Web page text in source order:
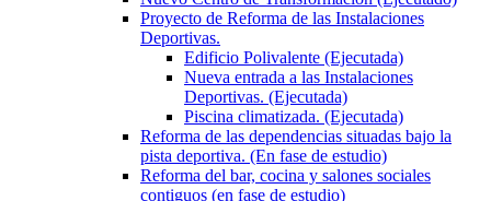
Proyecto de Reforma de las Instalaciones
Deportivas.
Edificio Polivalente (Ejecutada)
Nueva entrada a las Instalaciones
Deportivas. (Ejecutada)
Piscina climatizada. (Ejecutada)
Reforma de las dependencias situadas bajo la
pista deportiva. (En fase de estudio)
Reforma del bar, cocina y salones sociales
contiguos (en fase de estudio)